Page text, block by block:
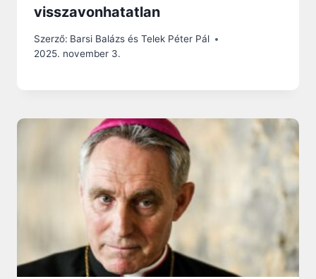
visszavonhatatlan
Szerző: Barsi Balázs és Telek Péter Pál
2025. november 3.